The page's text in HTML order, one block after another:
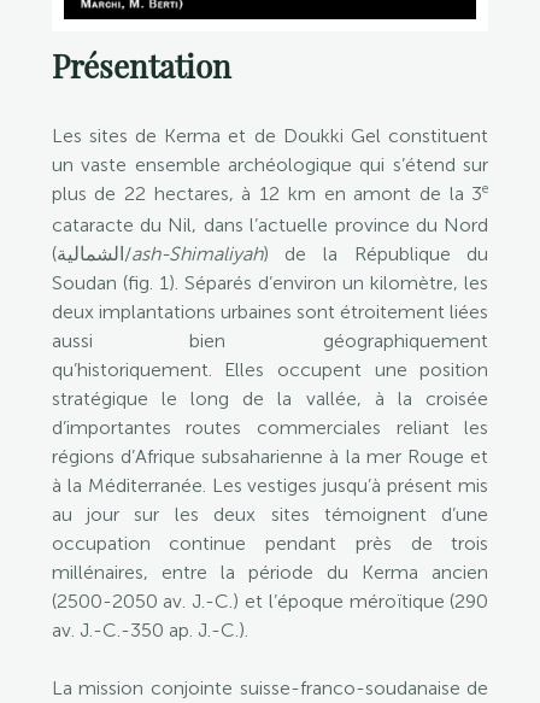
Présentation
Les sites de Kerma et de Doukki Gel constituent
un vaste ensemble archéologique qui s’étend sur
plus de 22 hectares, à 12 km en amont de la 3e
cataracte du Nil, dans l’actuelle province du Nord
(الشمالية/ash-Shimaliyah) de la République du
Soudan (fig. 1). Séparés d’environ un kilomètre, les
deux implantations urbaines sont étroitement liées
aussi bien géographiquement
qu’historiquement. Elles occupent une position
stratégique le long de la vallée, à la croisée
d’importantes routes commerciales reliant les
régions d’Afrique subsaharienne à la mer Rouge et
à la Méditerranée. Les vestiges jusqu’à présent mis
au jour sur les deux sites témoignent d’une
occupation continue pendant près de trois
millénaires, entre la période du Kerma ancien
(2500-2050 av. J.-C.) et l’époque méroïtique (290
av. J.-C.-350 ap. J.-C.).
La mission conjointe suisse-franco-soudanaise de